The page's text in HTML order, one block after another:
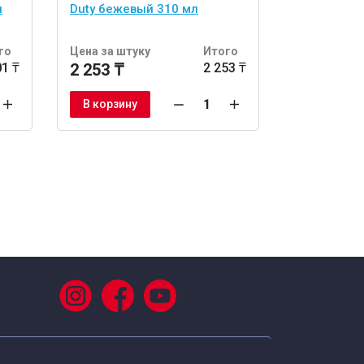
₸
Duty бежевый 310 мл
Цена за штуку
2 253 ₸
Итого
2 253 ₸
В корзину